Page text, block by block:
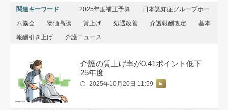
関連キーワード 2025年度補正予算
日本認知症グループホー
ム協会
物価高騰 賃上げ 処遇改善 介護報酬改定
基本
報酬引き上げ
介護ニュース
介護の賃上げ率が0.41ポイント低下
25年度
2025年10月20日 11:59